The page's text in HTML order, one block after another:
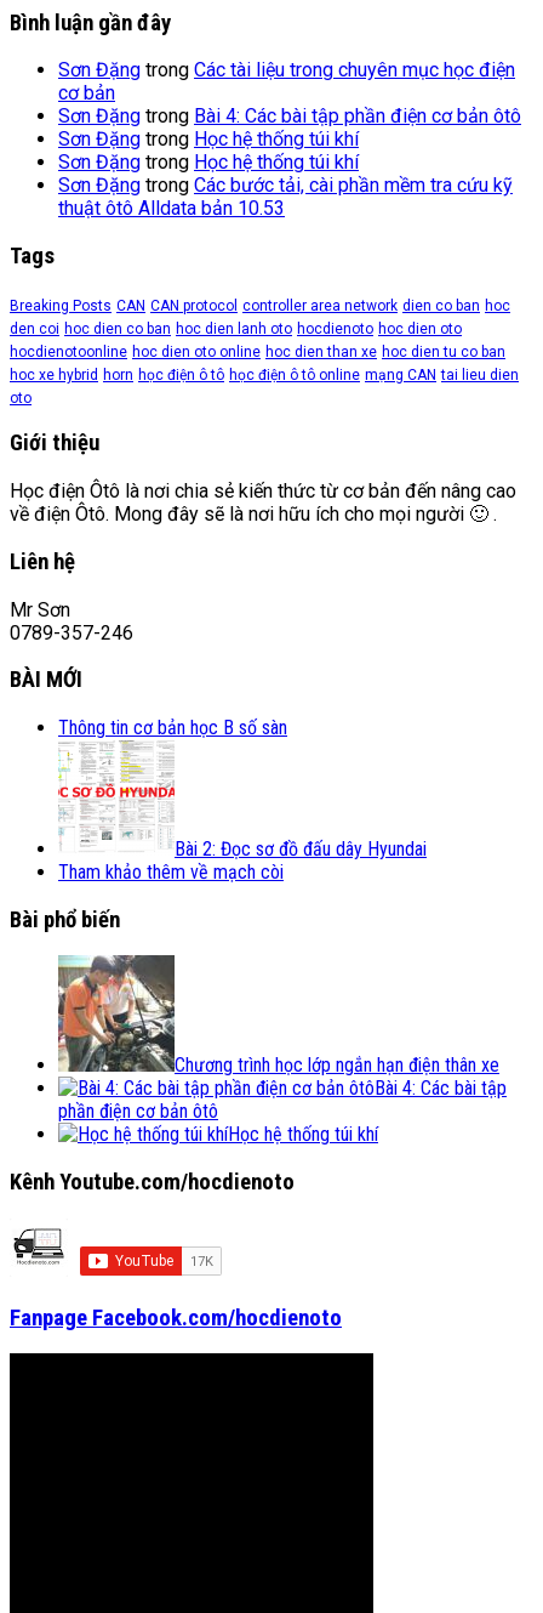
Bình luận gần đây
Sơn Đặng trong Các tài liệu trong chuyên mục học điện
cơ bản
Sơn Đặng trong Bài 4: Các bài tập phần điện cơ bản ôtô
Sơn Đặng trong Học hệ thống túi khí
Sơn Đặng trong Học hệ thống túi khí
Sơn Đặng trong Các bước tải, cài phần mềm tra cứu kỹ
thuật ôtô Alldata bản 10.53
Tags
Breaking Posts CAN CAN protocol controller area network dien co ban hoc
den coi hoc dien co ban hoc dien lanh oto hocdienoto hoc dien oto
hocdienotoonline hoc dien oto online hoc dien than xe hoc dien tu co ban
hoc xe hybrid horn học điện ô tô học điện ô tô online mạng CAN tai lieu dien
oto
Giới thiệu
Học điện Ôtô là nơi chia sẻ kiến thức từ cơ bản đến nâng cao
về điện Ôtô. Mong đây sẽ là nơi hữu ích cho mọi người 🙂 .
Liên hệ
Mr Sơn
0789-357-246
BÀI MỚI
Thông tin cơ bản học B số sàn
Bài 2: Đọc sơ đồ đấu dây Hyundai
Tham khảo thêm về mạch còi
Bài phổ biến
Chương trình học lớp ngắn hạn điện thân xe
Bài 4: Các bài tập
phần điện cơ bản ôtô
Học hệ thống túi khí
Kênh Youtube.com/hocdienoto
Fanpage Facebook.com/hocdienoto